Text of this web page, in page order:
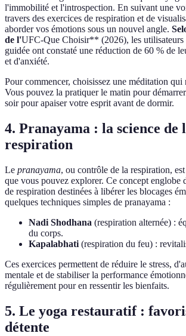
l'immobilité et l'introspection. En suivant une
travers des exercices de respiration et de
aborder vos émotions sous un nouvel angle.
de l'UFC-Que Choisir** (2026), les utilisateurs
guidée ont constaté une réduction de 60 % de
et d'anxiété.
Pour commencer, choisissez une méditation qui
Vous pouvez la pratiquer le matin pour
soir pour apaiser votre esprit avant de dormir.
4. Pranayama : la science de
respiration
Le pranayama, ou contrôle de la respiration,
que vous pouvez explorer. Ce concept englobe
de respiration destinées à libérer les blocages
quelques techniques simples de pranayama :
Nadi Shodhana (respiration alternée) :
du corps.
Kapalabhati (respiration du feu) :
Ces exercices permettent de réduire le stress,
mentale et de stabiliser la performance
régulièrement pour en ressentir les bienfaits.
5. Le yoga restauratif :
détente